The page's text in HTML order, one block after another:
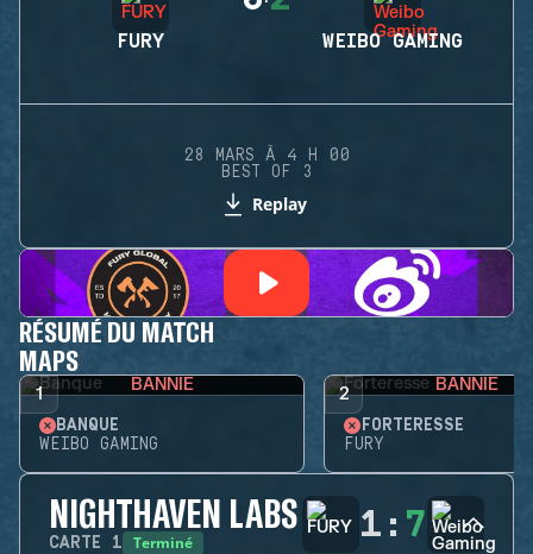
FURY WEIBO GAMING
28 MARS À 4 H 00
BEST OF 3
Replay
RÉSUMÉ DU MATCH
MAPS
1 BANNIE
BANQUE
WEIBO GAMING
2 BANNIE
FORTERESSE
FURY
NIGHTHAVEN LABS
CARTE 1 Terminé 1 : 7